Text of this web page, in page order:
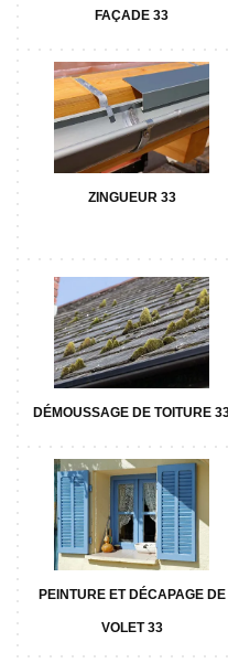
FAÇADE 33
ZINGUEUR 33
DÉMOUSSAGE DE TOITURE
PEINTURE ET DÉCAPAGE DE
VOLET 33